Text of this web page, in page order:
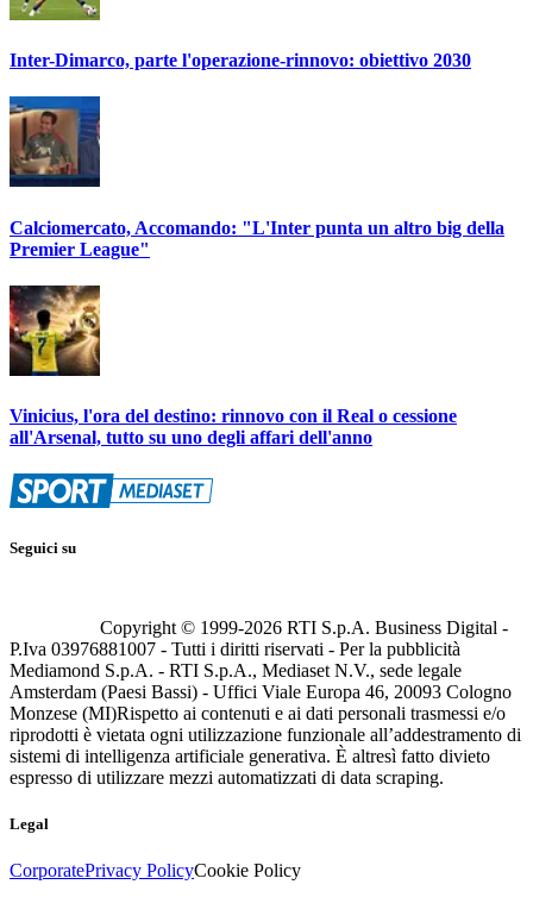
Inter-Dimarco, parte l'operazione-rinnovo: obiettivo 2030
Calciomercato, Accomando: "L'Inter punta un altro big della
Premier League"
Vinicius, l'ora del destino: rinnovo con il Real o cessione
all'Arsenal, tutto su uno degli affari dell'anno
Seguici su
Copyright © 1999-2026 RTI S.p.A. Business Digital -
P.Iva 03976881007 - Tutti i diritti riservati - Per la pubblicità
Mediamond S.p.A. - RTI S.p.A., Mediaset N.V., sede legale
Amsterdam (Paesi Bassi) - Uffici Viale Europa 46, 20093 Cologno
Monzese (MI)Rispetto ai contenuti e ai dati personali trasmessi e/o
riprodotti è vietata ogni utilizzazione funzionale all’addestramento di
sistemi di intelligenza artificiale generativa. È altresì fatto divieto
espresso di utilizzare mezzi automatizzati di data scraping.
Legal
CorporatePrivacy PolicyCookie Policy